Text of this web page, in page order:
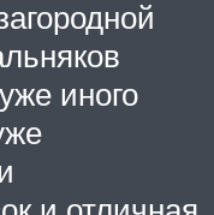
иного